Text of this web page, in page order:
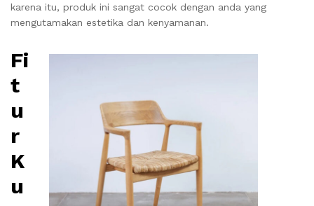
karena itu, produk ini sangat cocok dengan anda yang
mengutamakan estetika dan kenyamanan.
Fi
t
u
r
K
u